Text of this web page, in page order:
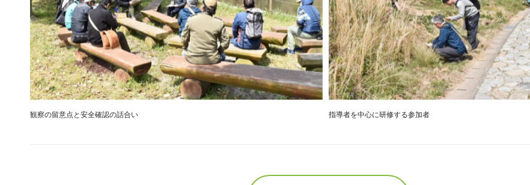
観察の留意点と安全確認の話合い 指導者を中心に研修する参加者